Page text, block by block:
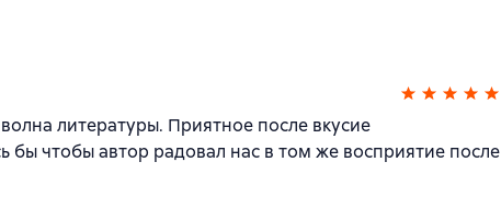
литературы. Приятное после вкусие
бы чтобы автор радовал нас в том же восприятие после